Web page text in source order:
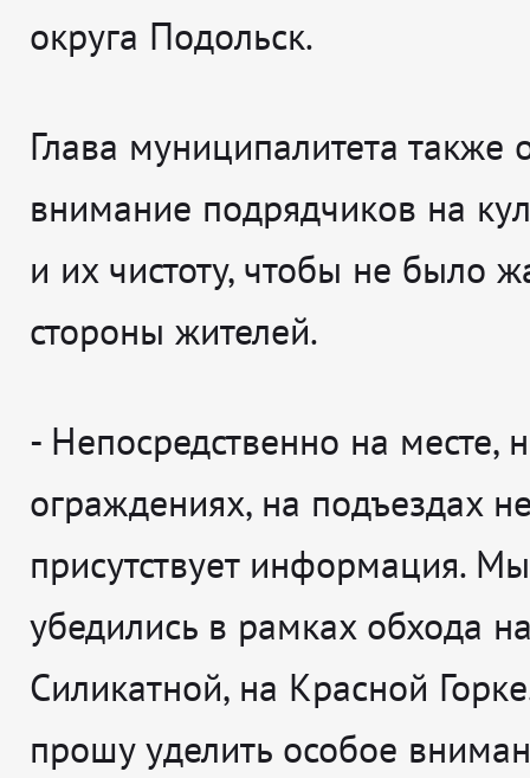
округа Подольск.
Глава муниципалитета также
внимание подрядчиков на
и их чистоту, чтобы не было
стороны жителей.
- Непосредственно на месте,
ограждениях, на подъездах
присутствует информация.
убедились в рамках обхода
Силикатной, на Красной
прошу уделить особое